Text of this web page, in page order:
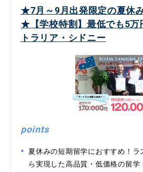
★7月～9月出発限定の夏休
★【学校特割】最低でも5万
トラリア・シドニー
points
夏休みの短期留学におすすめ！ラ
ら実現した高品質・低価格の留学